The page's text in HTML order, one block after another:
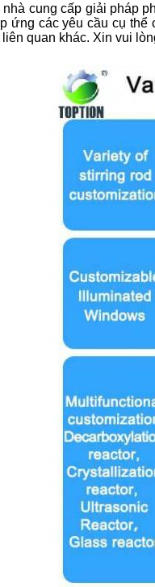
nhà cung cấp giải pháp
ứng các yêu cầu cụ thể
liên quan khác. Xin vui